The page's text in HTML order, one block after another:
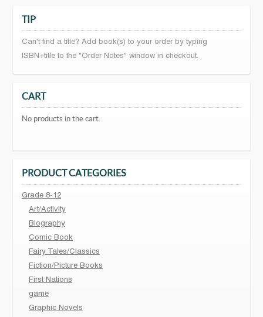
TIP
Can't find a title? Add book(s) to your order by typing
ISBN+title to the "Order Notes" window in checkout.
CART
No products in the cart.
PRODUCT CATEGORIES
Grade 8-12
Art/Activity
Biography
Comic Book
Fairy Tales/Classics
Fiction/Picture Books
First Nations
game
Graphic Novels